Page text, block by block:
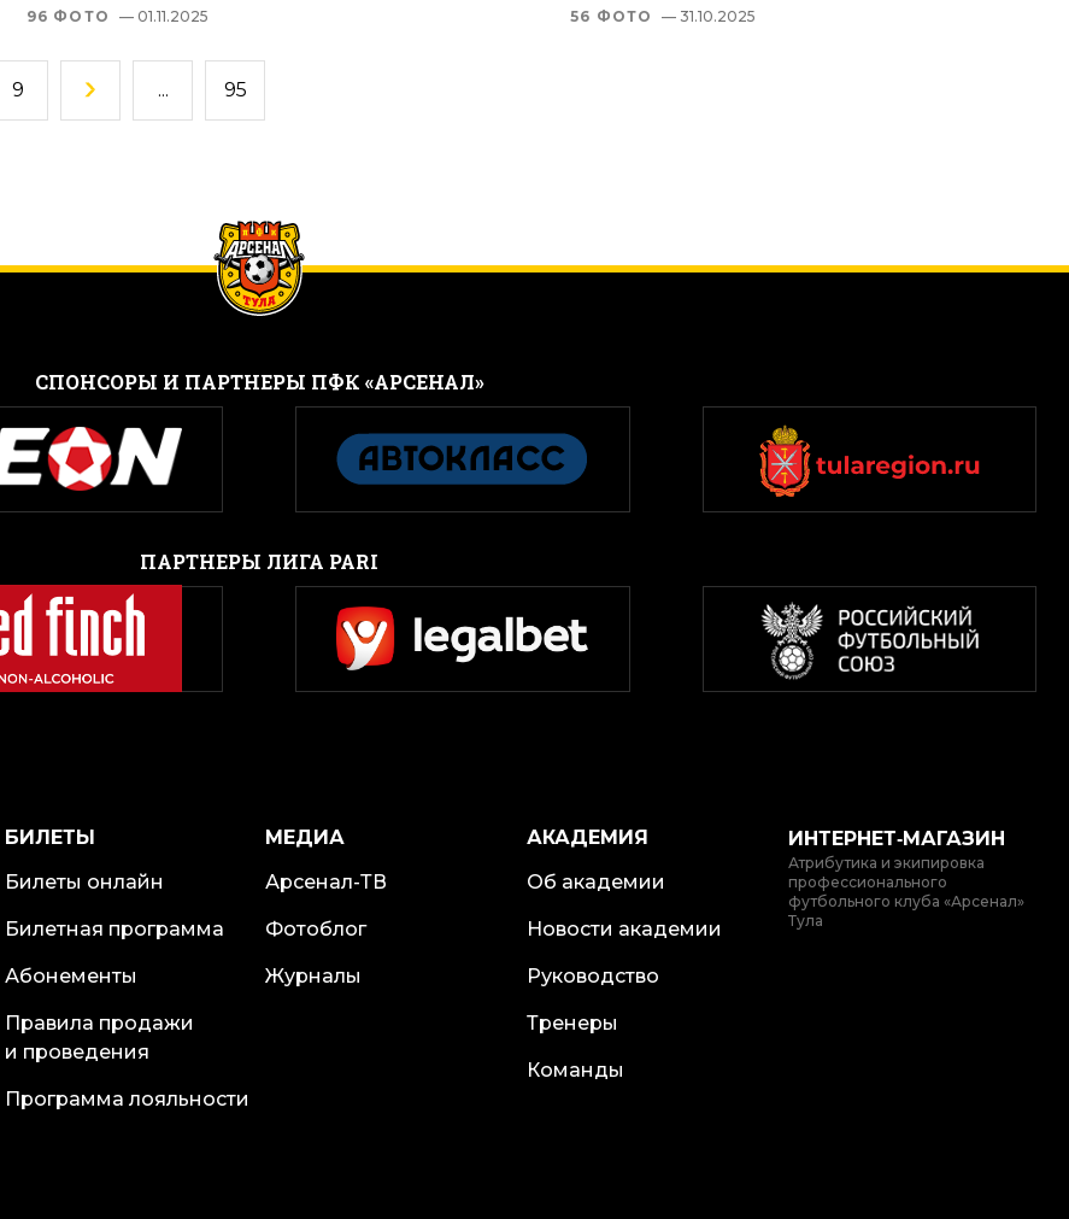
96 ФОТО — 01.11.2025 56 ФОТО — 31.10.2025
9 ... 95
CПОНСОРЫ И ПАРТНЕРЫ ПФК «АРСЕНАЛ»
ПАРТНЕРЫ ЛИГА PARI
БИЛЕТЫ
Билеты онлайн
Билетная программа
Абонементы
Правила продажи
и проведения
Программа лояльности
МЕДИА
Арсенал-ТВ
Фотоблог
Журналы
АКАДЕМИЯ
Об академии
Новости академии
Руководство
Тренеры
Команды
ИНТЕРНЕТ‑МАГАЗИН
Атрибутика и экипировка
профессионального
футбольного клуба «Арсенал»
Тула